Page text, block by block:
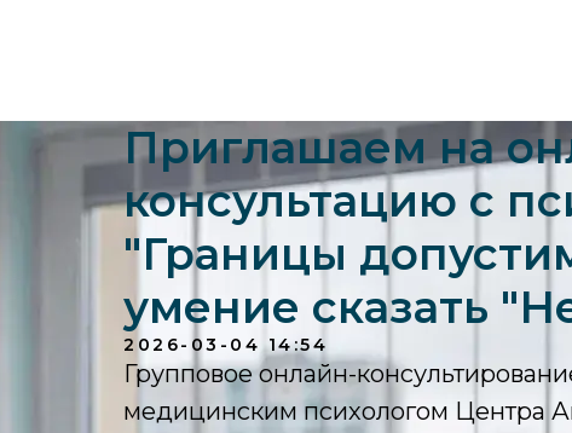
Приглашаем на
консультацию с
"Границы
умение сказать
2026-03-04 14:54
Групповое онлайн-
медицинским психологом Центра